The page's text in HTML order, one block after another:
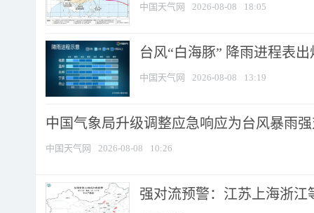
中国天气网 2026-08-08 18:05
台风“白海豚” 降雨进程表
中国天气网 2026-08-08 13:19
中国气象局升级调整应急响应为台风暴雨
中国天气网 2026-08-08 10:26
强对流预警：江苏上海浙江